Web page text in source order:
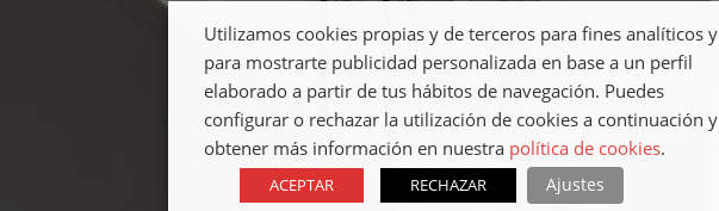
Utilizamos cookies propias y de terceros para fines analíticos y
para mostrarte publicidad personalizada en base a un perfil
elaborado a partir de tus hábitos de navegación. Puedes
configurar o rechazar la utilización de cookies a continuación y
obtener más información en nuestra política de cookies.
ACEPTAR RECHAZAR Ajustes